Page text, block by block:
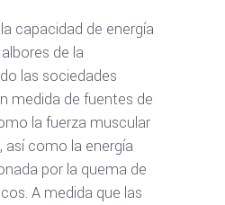
capacidad de energía
de la
las sociedades
medida de fuentes de
la fuerza muscular
así como la energía
por la quema de
A medida que las